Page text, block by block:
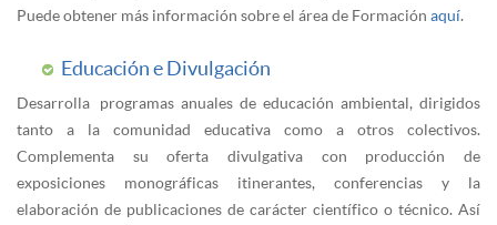
Puede obtener más información sobre el área de Formación aquí.
Educación e Divulgación
Desarrolla programas anuales de educación ambiental, dirigidos
tanto a la comunidad educativa como a otros colectivos.
Complementa su oferta divulgativa con producción de
exposiciones monográficas itinerantes, conferencias y la
elaboración de publicaciones de carácter científico o técnico. Así